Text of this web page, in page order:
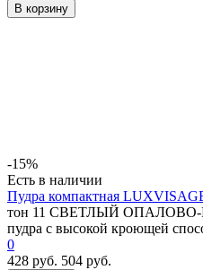
В корзину
-15%
Есть в наличии
Пудра компактная
тон 11 СВЕТЛЫЙ ОПАЛОВО-
пудра с высокой кроющей
0
428 руб. 504 руб.